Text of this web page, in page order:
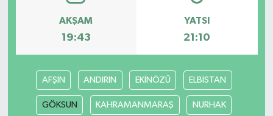
AKŞAM
19:43
YATSI
21:10
AFŞİN ANDIRIN EKİNÖZÜ ELBİSTAN
GÖKSUN KAHRAMANMARAŞ NURHAK